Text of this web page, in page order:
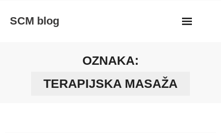
SCM blog
OZNAKA:
TERAPIJSKA MASAŽA